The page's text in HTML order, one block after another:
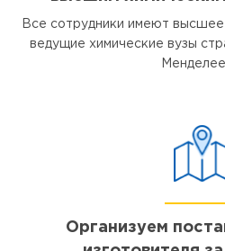
Все сотрудники имеют высшее
ведущие химические вузы
Организуем